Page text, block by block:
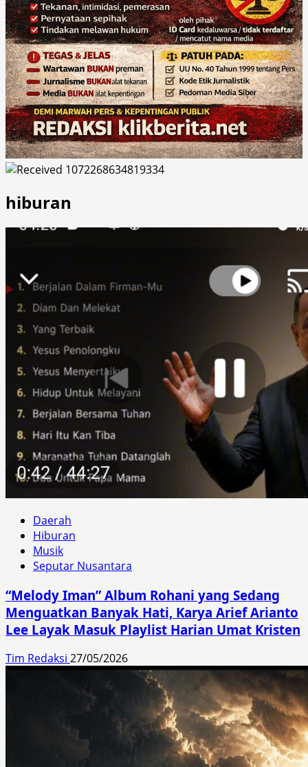
hiburan
Daerah
Hiburan
Musik
Seputar Nusantara
“Melody Iman” Album Rohani yang Sedang
Menguatkan Banyak Hati, Karya Arief Arianto
Lee Layak Masuk Playlist Harian Umat Kristen
Tim Redaksi 27/05/2026